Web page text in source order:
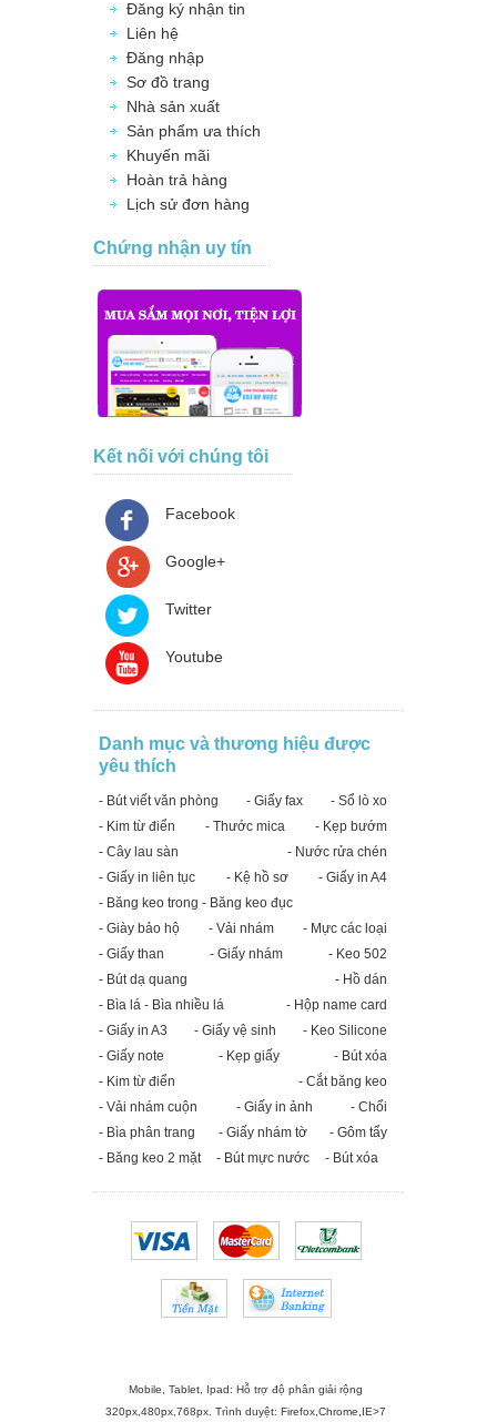
Đăng ký nhận tin
Liên hệ
Đăng nhập
Sơ đồ trang
Nhà sản xuất
Sản phẩm ưa thích
Khuyến mãi
Hoàn trả hàng
Lịch sử đơn hàng
Chứng nhận uy tín
Kết nối với chúng tôi
Facebook
Google+
Twitter
Youtube
Danh mục và thương hiệu được
yêu thích
- Bút viết văn phòng - Giấy fax
- Sổ lò xo
- Kim từ điển
- Thước mica
- Kẹp bướm
- Cây lau sàn
- Nước rửa chén
- Giấy in liên tục
- Kệ hồ sơ
- Giấy in A4
- Băng keo trong - Băng keo đục
- Giày bảo hộ
- Vải nhám
- Mực các loại
- Giấy than
- Giấy nhám
- Keo 502
- Bút dạ quang
- Hồ dán
- Bìa lá - Bìa nhiều lá
- Hộp name card
- Giấy in A3
- Giấy vệ sinh
- Keo Silicone
- Giấy note
- Kẹp giấy
- Bút xóa
- Kim từ điển
- Cắt băng keo
- Vải nhám cuộn
- Giấy in ảnh
- Chổi
- Bìa phân trang
- Giấy nhám tờ
- Gôm tẩy
- Băng keo 2 mặt
- Bút mực nước - Bút xóa
Mobile, Tablet, Ipad: Hỗ trợ độ phân giải rộng
320px,480px,768px. Trình duyệt: Firefox,Chrome,IE>7